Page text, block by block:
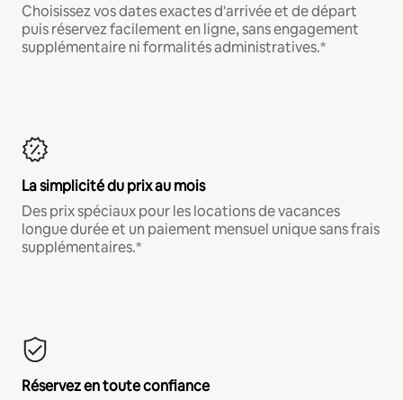
Choisissez vos dates exactes d'arrivée et de départ
puis réservez facilement en ligne, sans engagement
supplémentaire ni formalités administratives.*
La simplicité du prix au mois
Des prix spéciaux pour les locations de vacances
longue durée et un paiement mensuel unique sans frais
supplémentaires.*
Réservez en toute confiance